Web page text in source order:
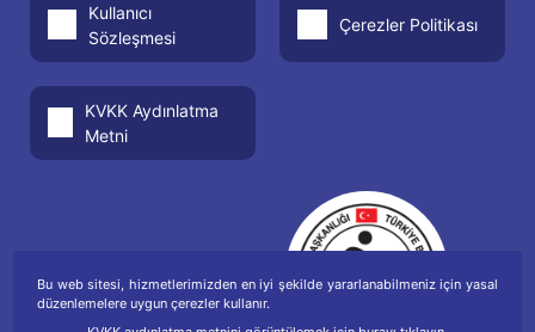
Kullanıcı
Sözleşmesi
Çerezler Politikası
KVKK Aydınlatma
Metni
Bu web sitesi, hizmetlerimizden en iyi şekilde yararlanabilmeniz için yasal
düzenlemelere uygun çerezler kullanır.